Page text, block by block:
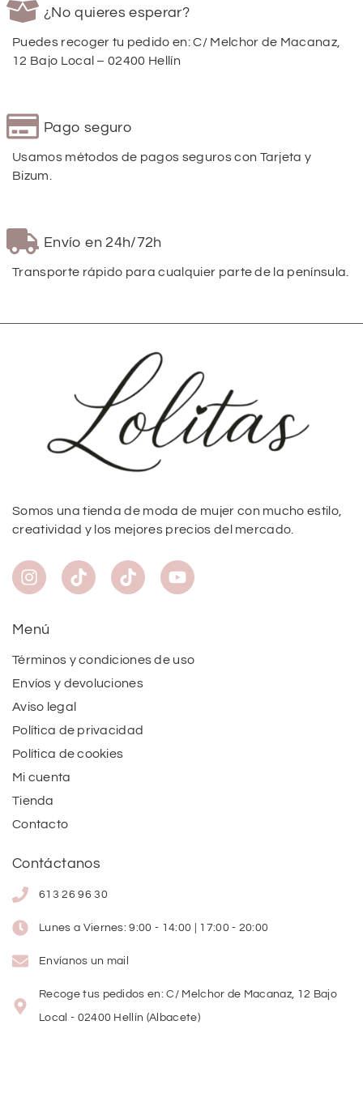
¿No quieres esperar?
Puedes recoger tu pedido en: C/ Melchor de Macanaz,
12 Bajo Local – 02400 Hellín
Pago seguro
Usamos métodos de pagos seguros con Tarjeta y
Bizum.
Envío en 24h/72h
Transporte rápido para cualquier parte de la península.
Somos una tienda de moda de mujer con mucho estilo,
creatividad y los mejores precios del mercado.
Menú
Términos y condiciones de uso
Envíos y devoluciones
Aviso legal
Política de privacidad
Política de cookies
Mi cuenta
Tienda
Contacto
Contáctanos
613 26 96 30
Lunes a Viernes: 9:00 - 14:00 | 17:00 - 20:00
Envíanos un mail
Recoge tus pedidos en: C/ Melchor de Macanaz, 12 Bajo
Local - 02400 Hellín (Albacete)